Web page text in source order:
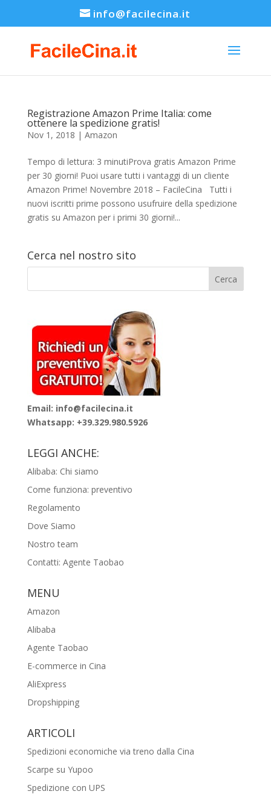
info@facilecina.it
Registrazione Amazon Prime Italia: come
ottenere la spedizione gratis!
Nov 1, 2018 | Amazon
Tempo di lettura: 3 minutiProva gratis Amazon Prime
per 30 giorni! Puoi usare tutti i vantaggi di un cliente
Amazon Prime! Novembre 2018 – FacileCina Tutti i
nuovi iscritti prime possono usufruire della spedizione
gratis su Amazon per i primi 30 giorni!...
Cerca nel nostro sito
Email: info@facilecina.it
Whatsapp: +39.329.980.5926
LEGGI ANCHE:
Alibaba: Chi siamo
Come funziona: preventivo
Regolamento
Dove Siamo
Nostro team
Contatti: Agente Taobao
MENU
Amazon
Alibaba
Agente Taobao
E-commerce in Cina
AliExpress
Dropshipping
ARTICOLI
Spedizioni economiche via treno dalla Cina
Scarpe su Yupoo
Spedizione con UPS